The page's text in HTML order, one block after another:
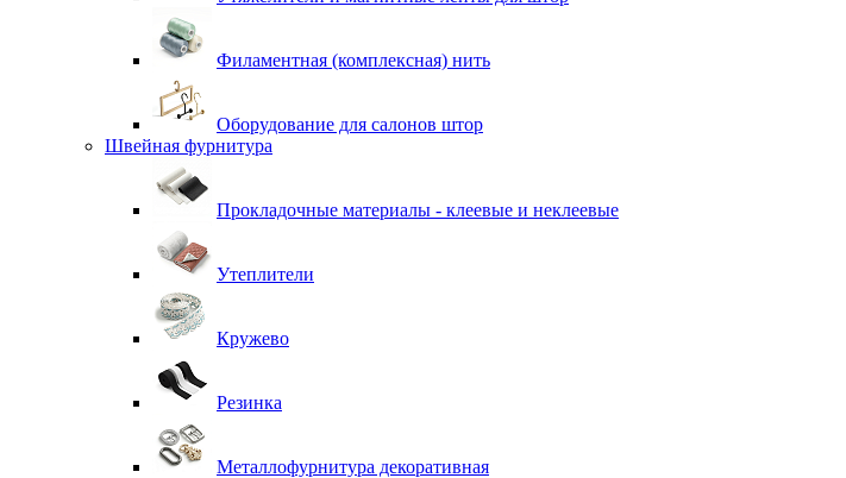
Филаментная (комплексная) нить
Оборудование для салонов штор
Швейная фурнитура
Прокладочные материалы - клеевые и неклеевые
Утеплители
Кружево
Резинка
Металлофурнитура декоративная